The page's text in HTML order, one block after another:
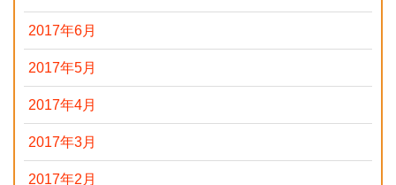
2017年6月
2017年5月
2017年4月
2017年3月
2017年2月